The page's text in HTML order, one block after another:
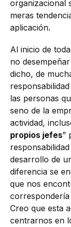
organizacional
meras
aplicación.
Al inicio de
no
dicho, de
las personas
seno de la
actividad,
propios jefes”
desarrollo de
diferencia se
que nos
correspondería
Creo que esta
centrarnos en